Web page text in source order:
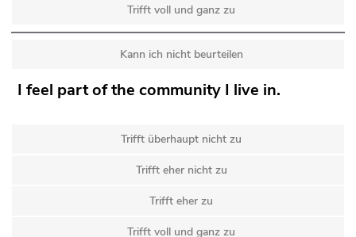
Trifft voll und ganz zu
Kann ich nicht beurteilen
I feel part of the community I live in.
Trifft überhaupt nicht zu
Trifft eher nicht zu
Trifft eher zu
Trifft voll und ganz zu